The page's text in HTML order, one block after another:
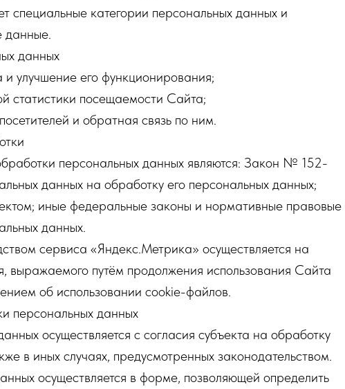
специальные категории персональных данных и
данные.
данных
улучшение его функционирования;
посещаемости Сайта;
и обратная связь по ним.
персональных данных являются: Закон № 152-
данных на обработку его персональных данных;
иные федеральные законы и нормативные правовые
данных.
сервиса «Яндекс.Метрика» осуществляется на
выражаемого путём продолжения использования Сайта
об использовании cookie-файлов.
персональных данных
осуществляется с согласия субъекта на обработку
в иных случаях, предусмотренных законодательством.
осуществляется в форме, позволяющей определить